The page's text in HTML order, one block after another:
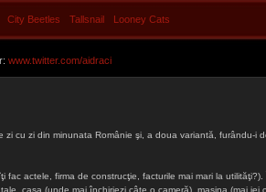
City Beetles Tallsnail Looney Cats
www.twitter.com/aidraci
cu zi din minunata Românie şi, a doua variantă, furându-i
actele, firma de construcţie, facturile mai mari la utilităţi?).
casa (unde mai închiriezi câte o cameră), maşina (mai iei